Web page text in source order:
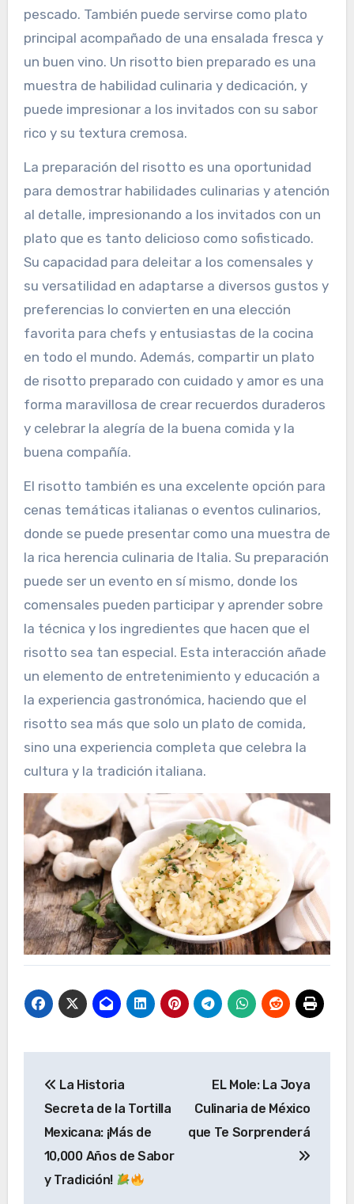
pescado. También puede servirse como plato
principal acompañado de una ensalada fresca y
un buen vino. Un risotto bien preparado es una
muestra de habilidad culinaria y dedicación, y
puede impresionar a los invitados con su sabor
rico y su textura cremosa.
La preparación del risotto es una oportunidad
para demostrar habilidades culinarias y atención
al detalle, impresionando a los invitados con un
plato que es tanto delicioso como sofisticado.
Su capacidad para deleitar a los comensales y
su versatilidad en adaptarse a diversos gustos y
preferencias lo convierten en una elección
favorita para chefs y entusiastas de la cocina
en todo el mundo. Además, compartir un plato
de risotto preparado con cuidado y amor es una
forma maravillosa de crear recuerdos duraderos
y celebrar la alegría de la buena comida y la
buena compañía.
El risotto también es una excelente opción para
cenas temáticas italianas o eventos culinarios,
donde se puede presentar como una muestra de
la rica herencia culinaria de Italia. Su preparación
puede ser un evento en sí mismo, donde los
comensales pueden participar y aprender sobre
la técnica y los ingredientes que hacen que el
risotto sea tan especial. Esta interacción añade
un elemento de entretenimiento y educación a
la experiencia gastronómica, haciendo que el
risotto sea más que solo un plato de comida,
sino una experiencia completa que celebra la
cultura y la tradición italiana.
de
entradas
La Historia
Secreta de la Tortilla
Mexicana: ¡Más de
10,000 Años de Sabor
y Tradición!
EL Mole: La Joya
Culinaria de México
que Te Sorprenderá